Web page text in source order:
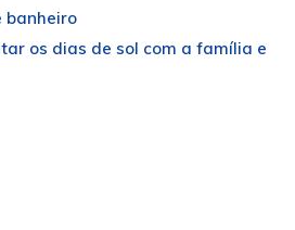
banheiro
os dias de sol com a família e